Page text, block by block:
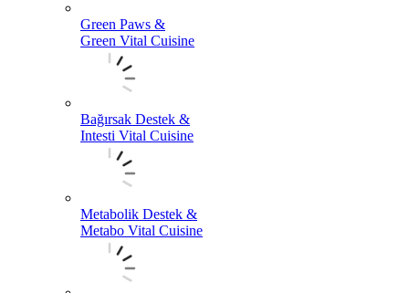
Green Paws &
Green Vital Cuisine
Bağırsak Destek &
Intesti Vital Cuisine
Metabolik Destek &
Metabo Vital Cuisine